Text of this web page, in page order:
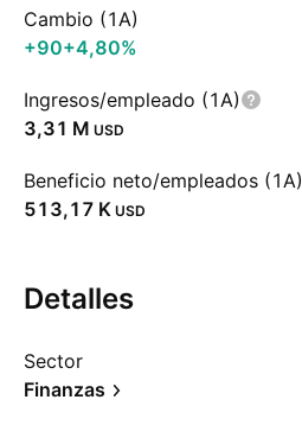
Cambio (1A)
+90+4,80%
Ingresos/empleado (1A)
‪3,31 M‬ USD
Beneficio neto/empleados (1A)
‪513,17 K‬ USD
Detalles
Sector
Finanzas